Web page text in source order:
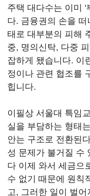
주택 대다수는 이미 '
다. 금융권의 손을
태로 대부분의 피해
중, 명의신탁, 다중
잡하게 됐습니다. 이
정이나 관련 협조를
힙니다.
이필상 서울대 특임
실을 부담하는 형태
안는 구조로 전환된
성 문제가 불거질 수
다 이제 와서 세금으
수 없기 때문에 원칙
고, 그러한 일이 벌